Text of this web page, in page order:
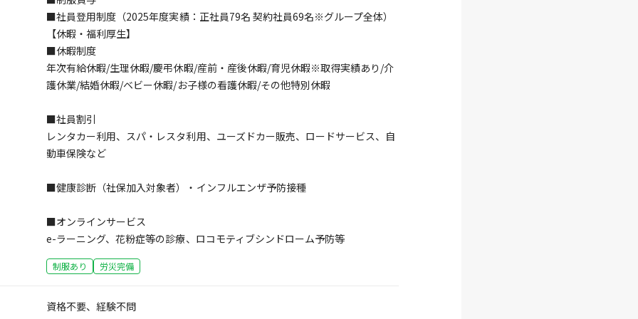
■社員登用制度（2025年度実績：正社員79名 契約社員69名※グループ全体）
【休暇・福利厚生】
■休暇制度
年次有給休暇/生理休暇/慶弔休暇/産前・産後休暇/育児休暇※取得実績あり/介
護休業/結婚休暇/ベビー休暇/お子様の看護休暇/その他特別休暇
■社員割引
レンタカー利用、スパ・レスタ利用、ユーズドカー販売、ロードサービス、自
動車保険など
■健康診断（社保加入対象者）・インフルエンザ予防接種
■オンラインサービス
e-ラーニング、花粉症等の診療、ロコモティブシンドローム予防等
制服あり 労災完備
資格不要、経験不問